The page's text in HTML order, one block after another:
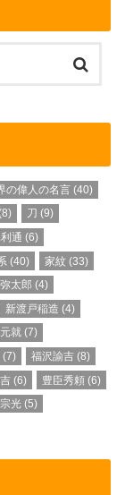
の偉人の名言 (40)
刀 (9)
通 (6)
(40) 家紋 (33)
太郎 (4)
新渡戸稲造 (4)
就 (7)
(7) 福沢諭吉 (8)
(6) 豊臣秀頼 (6)
光 (5)